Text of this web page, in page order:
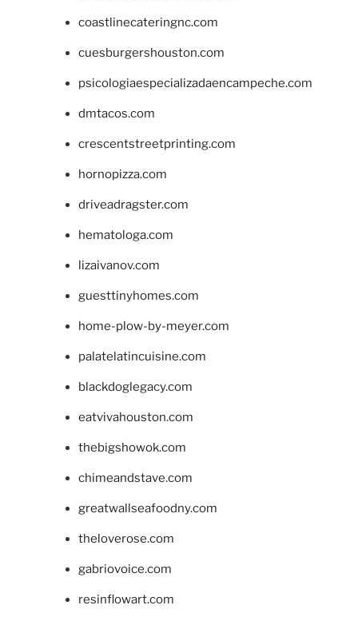
coastlinecateringnc.com
cuesburgershouston.com
psicologiaespecializadaencampeche.com
dmtacos.com
crescentstreetprinting.com
hornopizza.com
driveadragster.com
hematologa.com
lizaivanov.com
guesttinyhomes.com
home-plow-by-meyer.com
palatelatincuisine.com
blackdoglegacy.com
eatvivahouston.com
thebigshowok.com
chimeandstave.com
greatwallseafoodny.com
theloverose.com
gabriovoice.com
resinflowart.com